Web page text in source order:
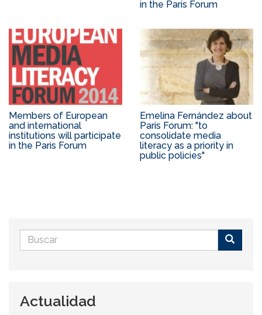
in the Paris Forum
Members of European
and international
institutions will participate
in the Paris Forum
Emelina Fernández about
Paris Forum: "to
consolidate media
literacy as a priority in
public policies"
Formulario
de
Actualidad